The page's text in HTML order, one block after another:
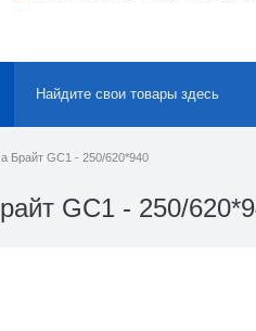
Брайт GC1 - 250/620*940
GC1 - 250/